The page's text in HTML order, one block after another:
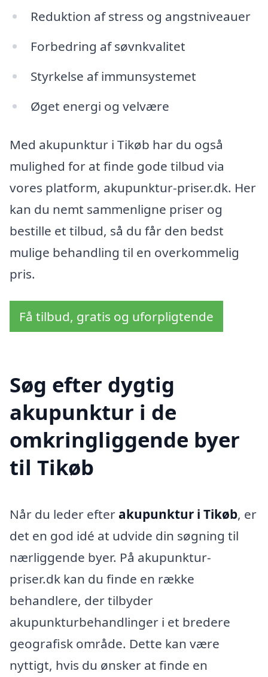
Reduktion af stress og angstniveauer
Forbedring af søvnkvalitet
Styrkelse af immunsystemet
Øget energi og velvære
Med akupunktur i Tikøb har du også
mulighed for at finde gode tilbud via
vores platform, akupunktur-priser.dk. Her
kan du nemt sammenligne priser og
bestille et tilbud, så du får den bedst
mulige behandling til en overkommelig
pris.
Få tilbud, gratis og uforpligtende
Søg efter dygtig
akupunktur i de
omkringliggende byer
til Tikøb
Når du leder efter akupunktur i Tikøb, er
det en god idé at udvide din søgning til
nærliggende byer. På akupunktur-
priser.dk kan du finde en række
behandlere, der tilbyder
akupunkturbehandlinger i et bredere
geografisk område. Dette kan være
nyttigt, hvis du ønsker at finde en